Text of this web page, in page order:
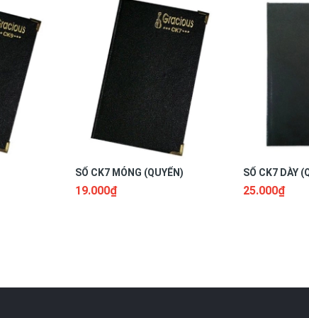
SỔ CK7 MỎNG (QUYỂN)
19.000₫
SỔ CK7 DÀY
25.000₫